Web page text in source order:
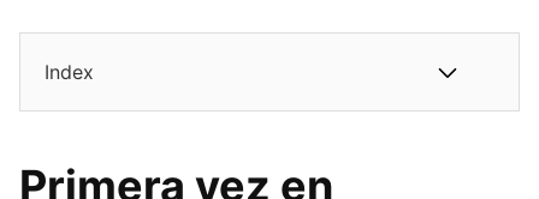
Index
Primera vez en